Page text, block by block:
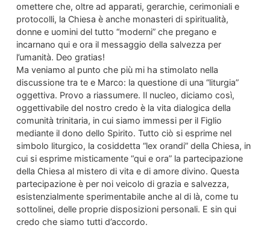
omettere che, oltre ad apparati, gerarchie, cerimoniali e
protocolli, la Chiesa è anche monasteri di spiritualità,
donne e uomini del tutto “moderni” che pregano e
incarnano qui e ora il messaggio della salvezza per
l’umanità. Deo gratias!
Ma veniamo al punto che più mi ha stimolato nella
discussione tra te e Marco: la questione di una “liturgia”
oggettiva. Provo a riassumere. Il nucleo, diciamo così,
oggettivabile del nostro credo è la vita dialogica della
comunità trinitaria, in cui siamo immessi per il Figlio
mediante il dono dello Spirito. Tutto ciò si esprime nel
simbolo liturgico, la cosiddetta “lex orandi” della Chiesa, in
cui si esprime misticamente “qui e ora” la partecipazione
della Chiesa al mistero di vita e di amore divino. Questa
partecipazione è per noi veicolo di grazia e salvezza,
esistenzialmente sperimentabile anche al di là, come tu
sottolinei, delle proprie disposizioni personali. E sin qui
credo che siamo tutti d’accordo.